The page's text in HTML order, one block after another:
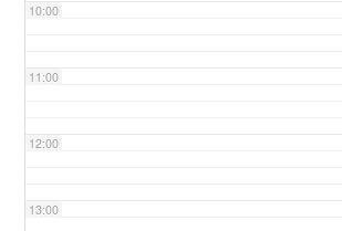
10:00
11:00
12:00
13:00